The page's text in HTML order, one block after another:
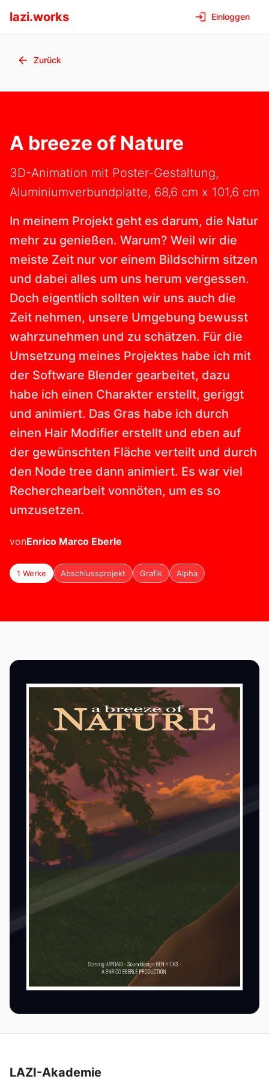
lazi.works Einloggen
Zurück
A breeze of Nature
3D-Animation mit Poster-Gestaltung,
Aluminiumverbundplatte, 68,6 cm x 101,6 cm
In meinem Projekt geht es darum, die Natur
mehr zu genießen. Warum? Weil wir die
meiste Zeit nur vor einem Bildschirm sitzen
und dabei alles um uns herum vergessen.
Doch eigentlich sollten wir uns auch die
Zeit nehmen, unsere Umgebung bewusst
wahrzunehmen und zu schätzen. Für die
Umsetzung meines Projektes habe ich mit
der Software Blender gearbeitet, dazu
habe ich einen Charakter erstellt, geriggt
und animiert. Das Gras habe ich durch
einen Hair Modifier erstellt und eben auf
der gewünschten Fläche verteilt und durch
den Node tree dann animiert. Es war viel
Recherchearbeit vonnöten, um es so
umzusetzen.
vonEnrico Marco Eberle
1 Werke Abschlussprojekt Grafik Alpha
LAZI-Akademie